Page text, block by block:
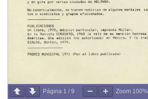
Página 1 / 9 Zoom 100%